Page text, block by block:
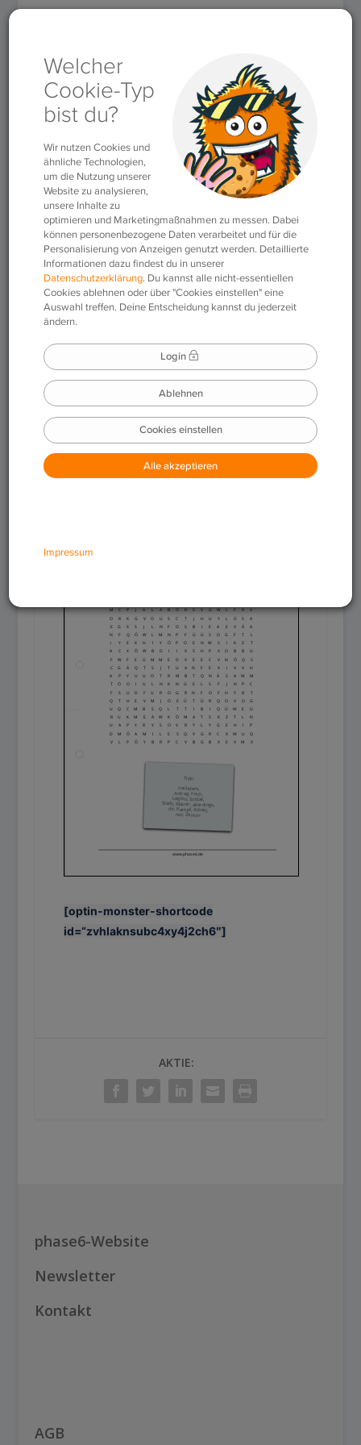
Für Lehrkräfte» Arbeitsblätter Arbeitsblatt #38 (Latein)
Arbeitsblatt #38
(Latein)
15.07.2019|Arbeitsblätter
Download
[optin-monster-shortcode
id=“zvhlaknsubc4xy4j2ch6″]
AKTIE:
phase6-Website
Newsletter
Kontakt
AGB